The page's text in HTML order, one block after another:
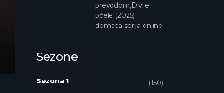
prevodom,Divlje
pčele (2025)
domaca serija online
Sezone
Sezona 1 150